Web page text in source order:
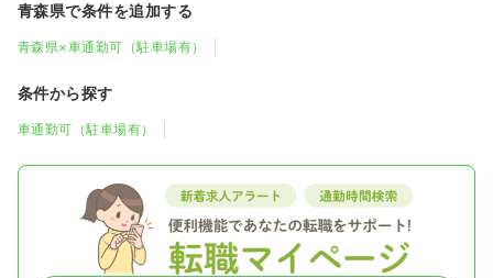
青森県で条件を追加する
青森県×車通勤可（駐車場有）
条件から探す
車通勤可（駐車場有）